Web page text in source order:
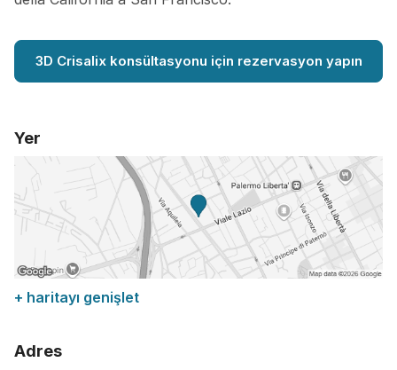
3D Crisalix konsültasyonu için rezervasyon yapın
Yer
+ haritayı genişlet
Adres